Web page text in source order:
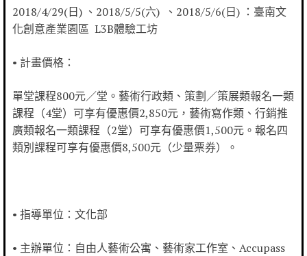
2018/4/29(日) 、2018/5/5(六) 、2018/5/6(日) ：臺南文
化創意產業園區 L3B體驗工坊
• 計畫價格：
單堂課程800元／堂。藝術行政類、策劃／策展類報名一類
課程（4堂）可享有優惠價2,850元，藝術寫作類、行銷推
廣類報名一類課程（2堂）可享有優惠價1,500元。報名四
類別課程可享有優惠價8,500元（少量票券）。
• 指導單位：文化部
• 主辦單位：自由人藝術公寓、藝術家工作室、Accupass